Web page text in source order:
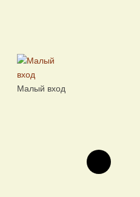
Малый вход